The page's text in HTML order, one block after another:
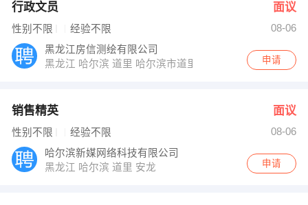
行政文员 面议
性别不限 经验不限
08-06
黑龙江房信测绘有限公司
黑龙江 哈尔滨 道里 哈尔滨市道里区上海街6号22楼
申请
销售精英 面议
性别不限 经验不限
08-06
哈尔滨新媒网络科技有限公司
黑龙江 哈尔滨 道里 安龙
申请